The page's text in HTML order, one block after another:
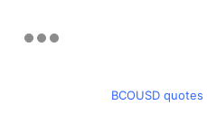
BCOUSD quotes